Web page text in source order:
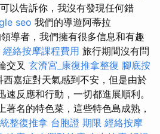
以告訴你，我沒有發現任何錯
seo 我們的導遊阿蒂拉
導者，我們擁有很多信息和有趣
經絡按摩課程費用 旅行期間沒有問
交叉 玄濟宮_康復推拿整復 腳底按
西嘉症對天氣感到不安，但是由於
反應和行動，一切都進展順利。
著名的特色菜，這些特色島成熟，
整復推拿 台胞證 期限 經絡按摩